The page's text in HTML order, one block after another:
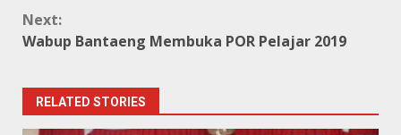
Next:
Wabup Bantaeng Membuka POR Pelajar 2019
RELATED STORIES